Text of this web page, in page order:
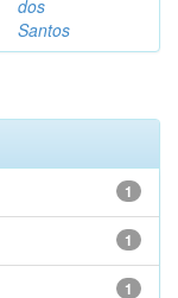
dos
Santos
1
1
1